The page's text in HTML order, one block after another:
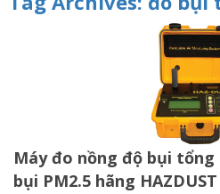
Máy đo nồng độ bụi tổng
bụi PM2.5 hãng